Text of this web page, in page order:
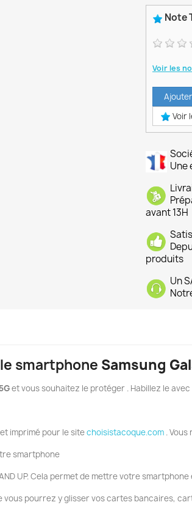
Note
Voir les
Voir
Une
avant 13H
produits
Un
smartphone Samsung
et vous souhaitez le protéger . Habillez le
imprimé pour le sitechoisistacoque.com .
smartphone
UP. Cela permet de mettre votre
pourrez y glisser vos cartes bancaires,